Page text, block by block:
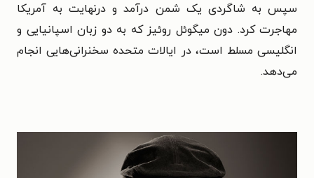
سپس به شاگردی یک شمن درآمد و درنهایت به آمریکا
مهاجرت کرد. دون میگوئل روئیز که به دو زبان اسپانیایی و
انگلیسی مسلط است، در ایالات متحده سخنرانی‌هایی انجام
می‌دهد.